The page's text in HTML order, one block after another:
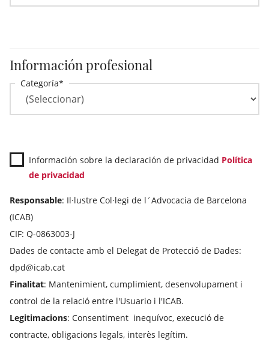
Información profesional
Categoría
Información sobre la declaración de privacidad Política
de privacidad
Responsable: Il·lustre Col·legi de l´Advocacia de Barcelona
(ICAB)
CIF: Q-0863003-J
Dades de contacte amb el Delegat de Protecció de Dades:
dpd@icab.cat
Finalitat: Mantenimient, cumplimient, desenvolupament i
control de la relació entre l'Usuario i l'ICAB.
Legitimacions: Consentiment inequívoc, execució de
contracte, obligacions legals, interès legítim.